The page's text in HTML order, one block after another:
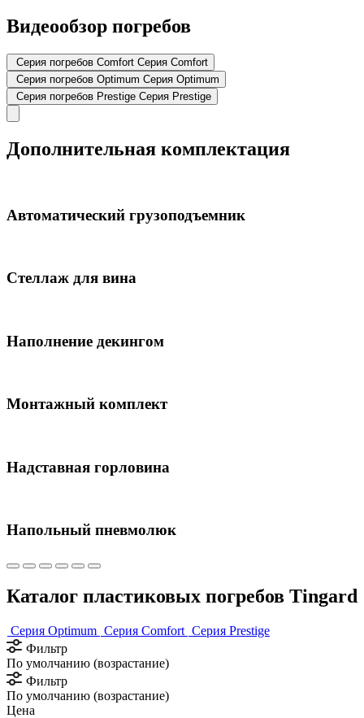
Видеообзор погребов
Серия погребов Comfort Серия Comfort
Серия погребов Optimum Серия Optimum
Серия погребов Prestige Серия Prestige
Дополнительная комплектация
Автоматический грузоподъемник
Стеллаж для вина
Наполнение декингом
Монтажный комплект
Надставная горловина
Напольный пневмолюк
Каталог пластиковых погребов Tingard
Серия Optimum Серия Comfort Серия Prestige
Фильтр
По умолчанию (возрастание)
Фильтр
По умолчанию (возрастание)
Цена